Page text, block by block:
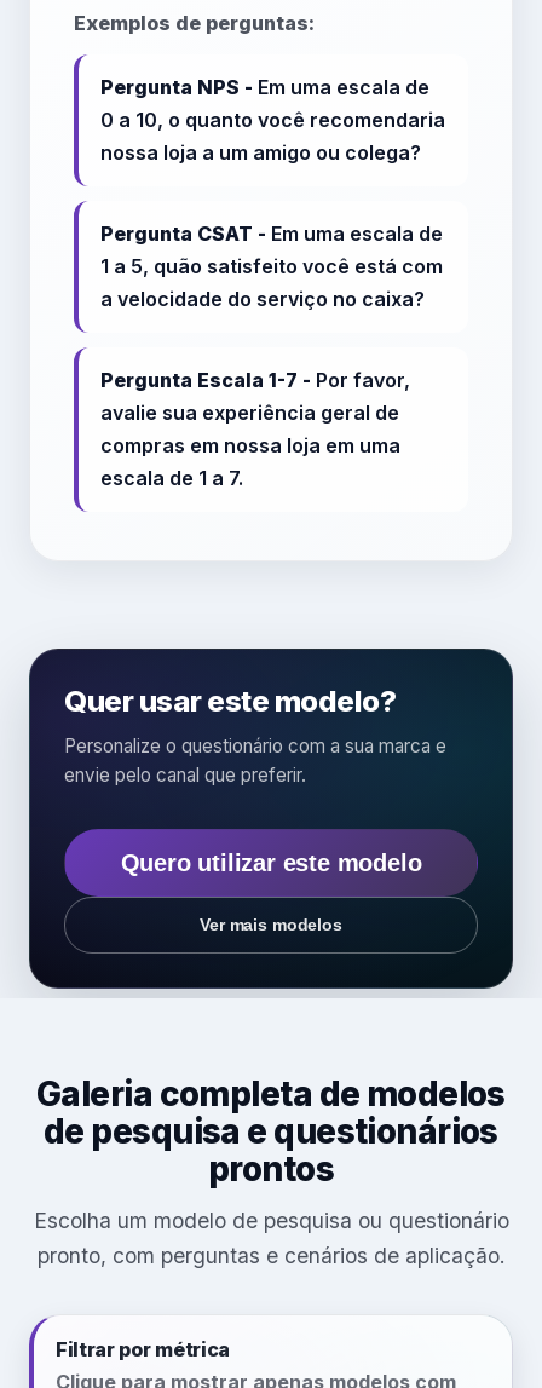
Exemplos de perguntas:
Pergunta NPS - Em uma escala de
0 a 10, o quanto você recomendaria
nossa loja a um amigo ou colega?
Pergunta CSAT - Em uma escala de
1 a 5, quão satisfeito você está com
a velocidade do serviço no caixa?
Pergunta Escala 1-7 - Por favor,
avalie sua experiência geral de
compras em nossa loja em uma
escala de 1 a 7.
Quer usar este modelo?
Personalize o questionário com a sua marca e
envie pelo canal que preferir.
Quero utilizar este modelo
Ver mais modelos
Galeria completa de modelos
de pesquisa e questionários
prontos
Escolha um modelo de pesquisa ou questionário
pronto, com perguntas e cenários de aplicação.
Filtrar por métrica
Clique para mostrar apenas modelos com